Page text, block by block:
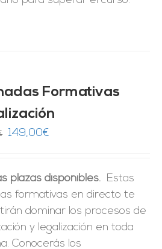
Formativas
El
era:
246,00€.
149,00€
es:
149,00€.
plazas disponibles. Estas
formativas en directo te
dominar los procesos de
y legalización en toda
Conocerás los